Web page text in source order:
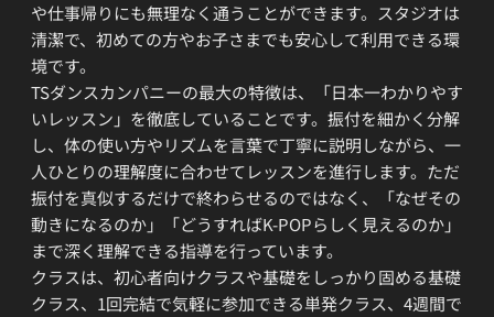
や仕事帰りにも無理なく通うことができます。スタジオは
清潔で、初めての方やお子さまでも安心して利用できる環
境です。
TSダンスカンパニーの最大の特徴は、「日本一わかりやす
いレッスン」を徹底していることです。振付を細かく分解
し、体の使い方やリズムを言葉で丁寧に説明しながら、一
人ひとりの理解度に合わせてレッスンを進行します。ただ
振付を真似するだけで終わらせるのではなく、「なぜその
動きになるのか」「どうすればK-POPらしく見えるのか」
まで深く理解できる指導を行っています。
クラスは、初心者向けクラスや基礎をしっかり固める基礎
クラス、1回完結で気軽に参加できる単発クラス、4週間で